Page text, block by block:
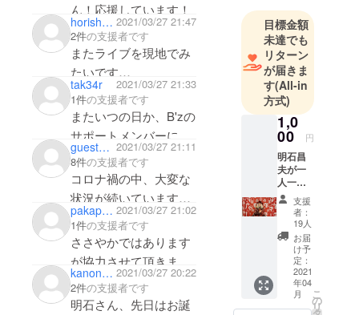
ん！応援しています！
horishun629 2021/03/27 21:47
2件の支援者です
またライブを現地でみ
たいです
いつまでもおしゃれな
明石さんでいてくださ
い
tak34r
2021/03/27 21:33
1件の支援者です
またいつの日か、B'zの
サポートメンバーに戻
る事を待っています！
guestea000d5ac1 2021/03/27 21:11
8件の支援者です
コロナ禍の中、大変な
状況が続いています
が、どうぞ健康に留意
してがんばってくださ
い。ライブ成功をお祈
りしています！
pakapaka0402 2021/03/27 21:02
1件の支援者です
ささやかではあります
が協力させて頂きま
す。 kanon373 2021/03/27 20:22
2件の支援者です
明石さん、先日はお誕
目標金額
未達でも
リターン
が届きま
す(All-in
方式)
1,0
00 円
明石昌
夫が一
人一人
に個別
にビデ
オレ
ターを
送りま
す。一
口1分な
ので、
20口だ
と20分
支援
者：
19人
お届
け予
定：
2021
年04
月
こ
の
リ